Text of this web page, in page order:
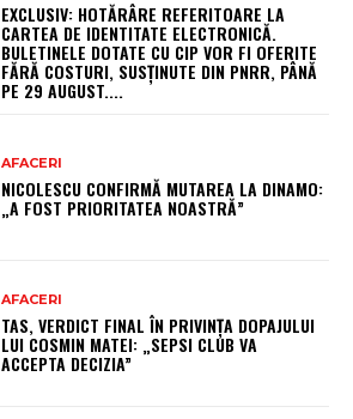
EXCLUSIV: HOTĂRÂRE REFERITOARE LA
CARTEA DE IDENTITATE ELECTRONICĂ.
BULETINELE DOTATE CU CIP VOR FI OFERITE
FĂRĂ COSTURI, SUSȚINUTE DIN PNRR, PÂNĂ
PE 29 AUGUST....
AFACERI
NICOLESCU CONFIRMĂ MUTAREA LA DINAMO:
„A FOST PRIORITATEA NOASTRĂ”
AFACERI
TAS, VERDICT FINAL ÎN PRIVINȚA DOPAJULUI
LUI COSMIN MATEI: „SEPSI CLUB VA
ACCEPTA DECIZIA”